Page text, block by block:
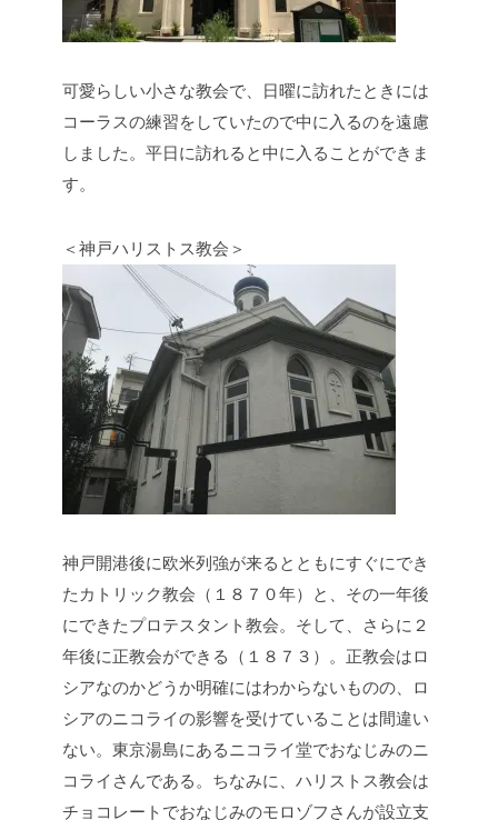
可愛らしい小さな教会で、日曜に訪れたときには
コーラスの練習をしていたので中に入るのを遠慮
しました。平日に訪れると中に入ることができま
す。
＜神戸ハリストス教会＞
神戸開港後に欧米列強が来るとともにすぐにでき
たカトリック教会（１８７０年）と、その一年後
にできたプロテスタント教会。そして、さらに２
年後に正教会ができる（１８７３）。正教会はロ
シアなのかどうか明確にはわからないものの、ロ
シアのニコライの影響を受けていることは間違い
ない。東京湯島にあるニコライ堂でおなじみのニ
コライさんである。ちなみに、ハリストス教会は
チョコレートでおなじみのモロゾフさんが設立支